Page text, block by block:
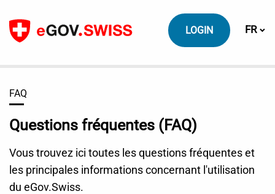
Vers le contenu
LOGIN FR
FAQ
Questions fréquentes (FAQ)
Vous trouvez ici toutes les questions fréquentes et
les principales informations concernant l'utilisation
du eGov.Swiss.